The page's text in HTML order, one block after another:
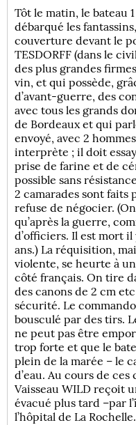
Tôt le matin, le bateau
débarqué les
couverture devant le
TESDORFF (dans le
des plus grandes
vin, et qui possède,
d’avant-guerre, des
avec tous les grands
de Bordeaux et qui
envoyé, avec 2
interprète ; il doit
prise de farine et de
possible sans
2 camarades sont faits
refuse de négocier.
qu’après la guerre,
d’officiers. Il est mort il
ans.) La réquisition,
violente, se heurte à
côté français. On tire
des canons de 2 cm
sécurité. Le
bousculé par des tirs.
ne peut pas être
trop forte et que le
plein de la marée – le
d’eau. Au cours de
Vaisseau WILD reçoit
évacué plus tard –par
l’hôpital de La